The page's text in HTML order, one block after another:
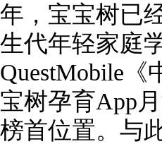
年，宝宝树已
生代年轻家庭
QuestMobile
宝树孕育App
榜首位置。与